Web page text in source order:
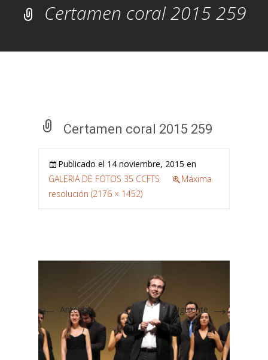
Certamen coral 2015 259
Certamen coral 2015 259
Publicado el 14 noviembre, 2015 en
GALERIA DE FOTOS 35 CCFTS
Máxima
resolución (2176 × 1452)
← Anterior Siguiente →